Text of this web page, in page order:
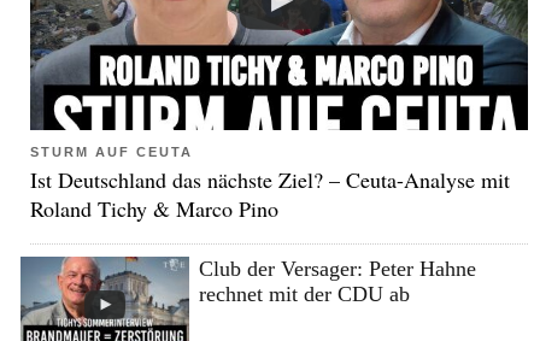
STURM AUF CEUTA
Ist Deutschland das nächste Ziel? – Ceuta-Analyse mit
Roland Tichy & Marco Pino
Club der Versager: Peter Hahne
rechnet mit der CDU ab